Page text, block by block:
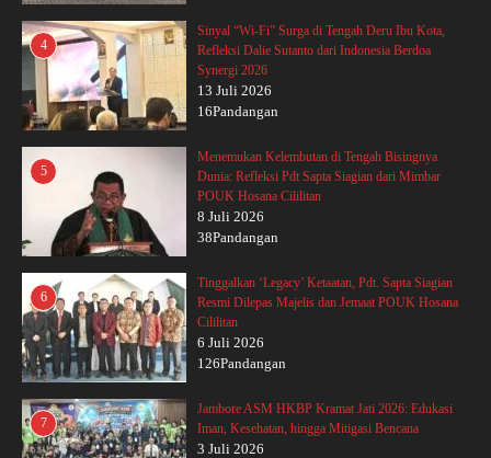
4
Sinyal “Wi-Fi” Surga di Tengah Deru Ibu Kota,
Refleksi Dalie Sutanto dari Indonesia Berdoa
Synergi 2026
13 Juli 2026
16Pandangan
5
Menemukan Kelembutan di Tengah Bisingnya
Dunia: Refleksi Pdt Sapta Siagian dari Mimbar
POUK Hosana Cililitan
8 Juli 2026
38Pandangan
6
Tinggalkan ‘Legacy’ Ketaatan, Pdt. Sapta Siagian
Resmi Dilepas Majelis dan Jemaat POUK Hosana
Cililitan
6 Juli 2026
126Pandangan
7
Jambore ASM HKBP Kramat Jati 2026: Edukasi
Iman, Kesehatan, hingga Mitigasi Bencana
3 Juli 2026